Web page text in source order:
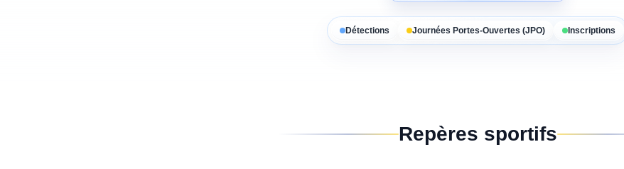
Détections Journées Portes-Ouvertes (JPO) Inscriptions
Repères sportifs